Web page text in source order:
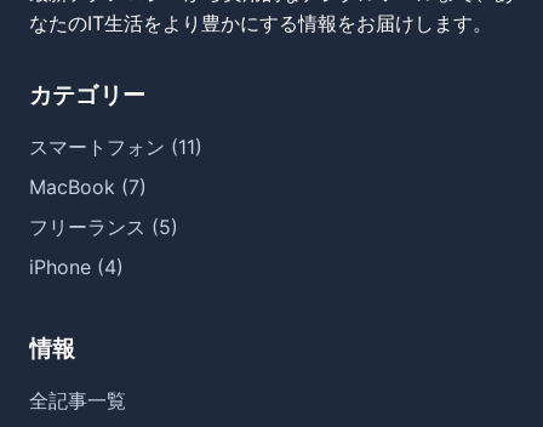
なたのIT生活をより豊かにする情報をお届けします。
カテゴリー
スマートフォン (11)
MacBook (7)
フリーランス (5)
iPhone (4)
情報
全記事一覧